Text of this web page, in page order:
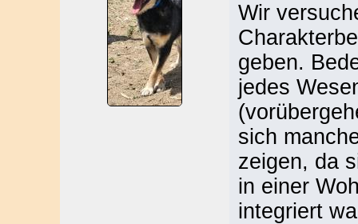
Wir
geben.
jedes
sich
zeigen, da
in einer
integriert